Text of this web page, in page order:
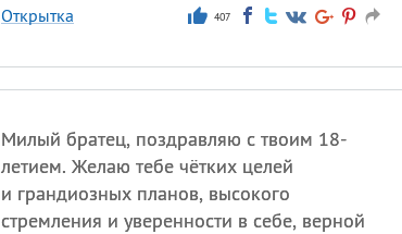
Открытка 407
Милый братец, поздравляю с твоим 18-
летием. Желаю тебе чётких целей
и грандиозных планов, высокого
стремления и уверенности в себе, верной